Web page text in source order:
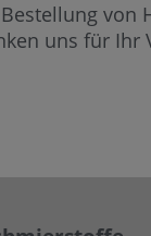
von
uns für Ihr